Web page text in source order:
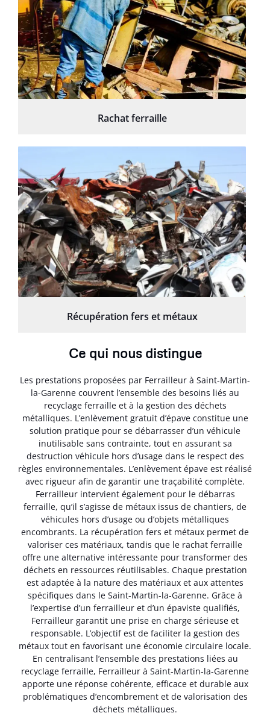
Rachat ferraille
Récupération fers et métaux
Ce qui nous distingue
Les prestations proposées par Ferrailleur à Saint-Martin-
la-Garenne couvrent l’ensemble des besoins liés au
recyclage ferraille et à la gestion des déchets
métalliques. L’enlèvement gratuit d’épave constitue une
solution pratique pour se débarrasser d’un véhicule
inutilisable sans contrainte, tout en assurant sa
destruction véhicule hors d’usage dans le respect des
règles environnementales. L’enlèvement épave est réalisé
avec rigueur afin de garantir une traçabilité complète.
Ferrailleur intervient également pour le débarras
ferraille, qu’il s’agisse de métaux issus de chantiers, de
véhicules hors d’usage ou d’objets métalliques
encombrants. La récupération fers et métaux permet de
valoriser ces matériaux, tandis que le rachat ferraille
offre une alternative intéressante pour transformer des
déchets en ressources réutilisables. Chaque prestation
est adaptée à la nature des matériaux et aux attentes
spécifiques dans le Saint-Martin-la-Garenne. Grâce à
l’expertise d’un ferrailleur et d’un épaviste qualifiés,
Ferrailleur garantit une prise en charge sérieuse et
responsable. L’objectif est de faciliter la gestion des
métaux tout en favorisant une économie circulaire locale.
En centralisant l’ensemble des prestations liées au
recyclage ferraille, Ferrailleur à Saint-Martin-la-Garenne
apporte une réponse cohérente, efficace et durable aux
problématiques d’encombrement et de valorisation des
déchets métalliques.